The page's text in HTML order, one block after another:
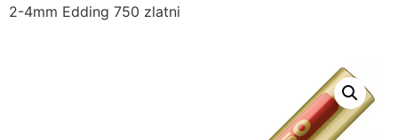
2-4mm Edding 750 zlatni